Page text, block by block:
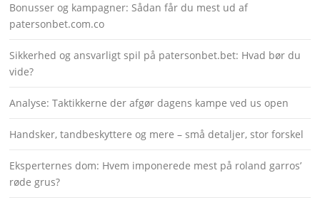
Bonusser og kampagner: Sådan får du mest ud af
patersonbet.com.co
Sikkerhed og ansvarligt spil på patersonbet.bet: Hvad bør du
vide?
Analyse: Taktikkerne der afgør dagens kampe ved us open
Handsker, tandbeskyttere og mere – små detaljer, stor forskel
Eksperternes dom: Hvem imponerede mest på roland garros’
røde grus?